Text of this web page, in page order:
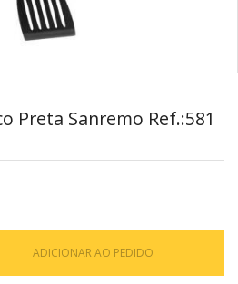
Preta Sanremo Ref.:581
ADICIONAR AO PEDIDO